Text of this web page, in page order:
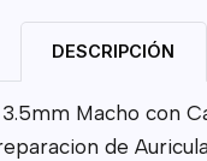
DESCRIPCIÓN
Macho con
de